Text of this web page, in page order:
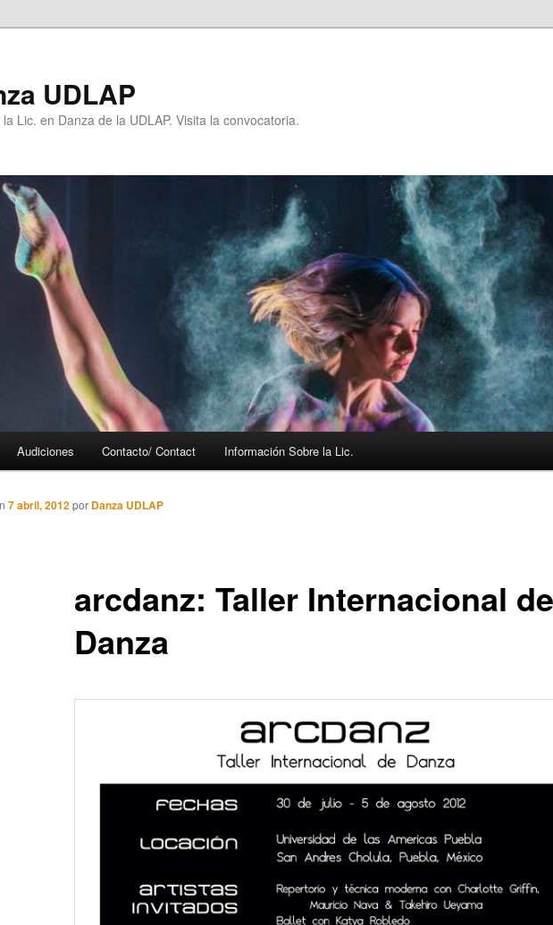
UDLAP
Lic. en Danza de la UDLAP. Visita la convocatoria.
Audiciones Contacto/ Contact Información Sobre la Lic.
arcdanz: Taller Internacional de
Danza
7 abril, 2012por Danza UDLAP